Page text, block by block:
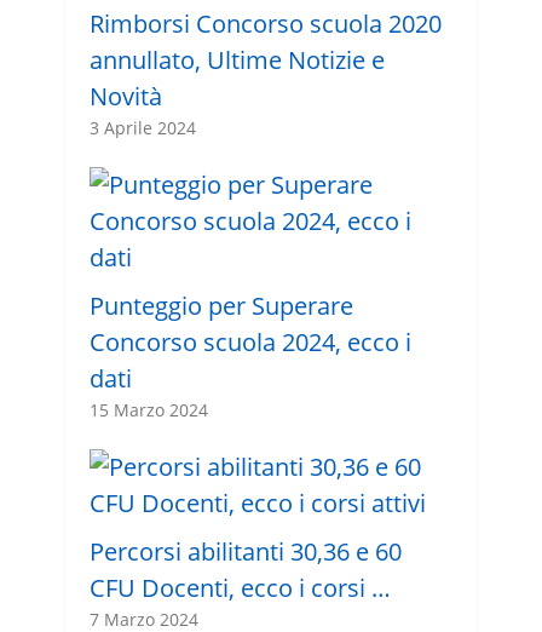
Rimborsi Concorso scuola 2020
annullato, Ultime Notizie e
Novità
3 Aprile 2024
Punteggio per Superare
Concorso scuola 2024, ecco i
dati
15 Marzo 2024
Percorsi abilitanti 30,36 e 60
CFU Docenti, ecco i corsi …
7 Marzo 2024